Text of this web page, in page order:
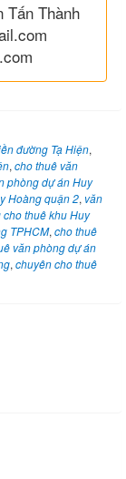
Tấn Thành
đường Tạ Hiện,
, cho thuê văn
phòng dự án Huy
Hoàng quận 2, văn
cho thuê khu Huy
TPHCM, cho thuê
văn phòng dự án
, chuyên cho thuê